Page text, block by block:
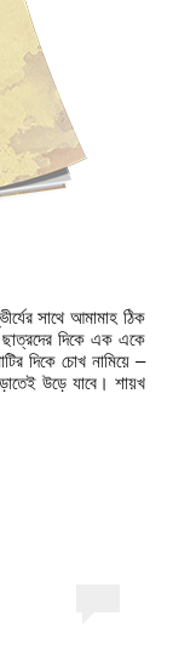
সাথে আমামাহ ঠিক
ছাত্রদের দিকে এক একে
দিকে চোখ নামিয়ে –
উড়ে যাবে। শায়খ